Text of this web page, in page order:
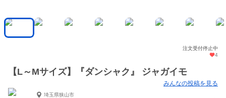
注文受付停止中
4
【L～Mサイズ】『ダンシャク』 ジャガイモ
みんなの投稿を見る
埼玉県狭山市